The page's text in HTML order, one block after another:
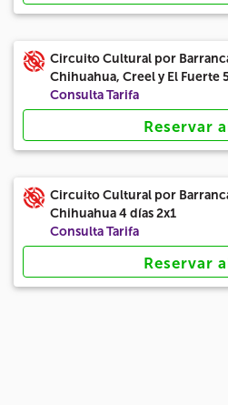
Circuito Cultural por
Chihuahua, Creel y El Fuerte
Consulta Tarifa
Reservar
Circuito Cultural por
Chihuahua 4 días 2x1
Consulta Tarifa
Reservar